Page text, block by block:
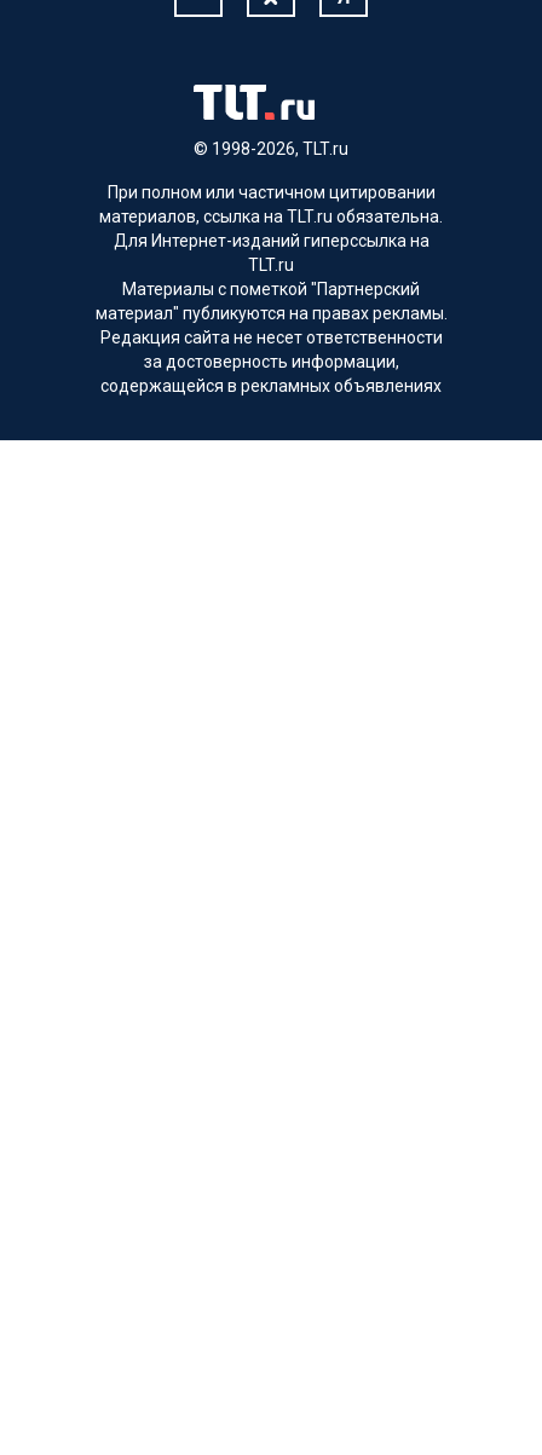
© 1998-2026, TLT.ru
При полном или частичном цитировании
материалов, ссылка на TLT.ru обязательна.
Для Интернет-изданий гиперссылка на
TLT.ru
Материалы с пометкой "Партнерский
материал" публикуются на правах рекламы.
Редакция сайта не несет ответственности
за достоверность информации,
содержащейся в рекламных объявлениях